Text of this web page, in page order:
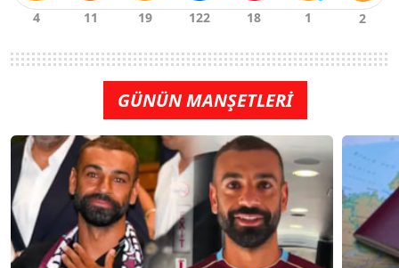
GÜNÜN MANŞETLERİ